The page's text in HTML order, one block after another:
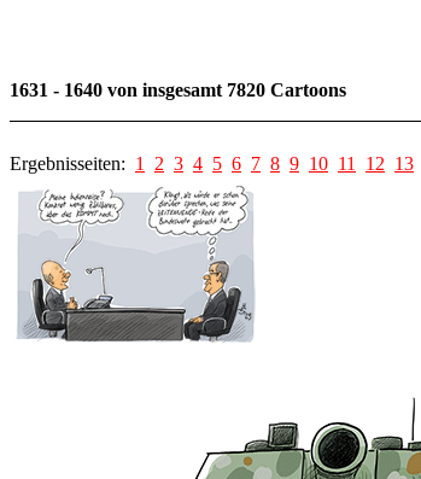
1631 - 1640 von insgesamt 7820 Cartoons
Ergebnisseiten: 1 2 3 4 5 6 7 8 9 10 11 12 13